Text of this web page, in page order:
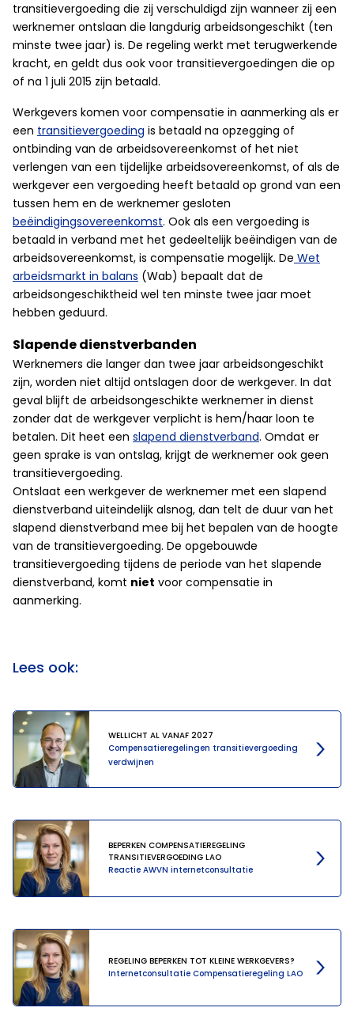
transitievergoeding die zij verschuldigd zijn wanneer zij een
werknemer ontslaan die langdurig arbeidsongeschikt (ten
minste twee jaar) is. De regeling werkt met terugwerkende
kracht, en geldt dus ook voor transitievergoedingen die op
of na 1 juli 2015 zijn betaald.
Werkgevers komen voor compensatie in aanmerking als er
een transitievergoeding is betaald na opzegging of
ontbinding van de arbeidsovereenkomst of het niet
verlengen van een tijdelijke arbeidsovereenkomst, of als de
werkgever een vergoeding heeft betaald op grond van een
tussen hem en de werknemer gesloten
beëindigingsovereenkomst. Ook als een vergoeding is
betaald in verband met het gedeeltelijk beëindigen van de
arbeidsovereenkomst, is compensatie mogelijk. De Wet
arbeidsmarkt in balans (Wab) bepaalt dat de
arbeidsongeschiktheid wel ten minste twee jaar moet
hebben geduurd.
Slapende dienstverbanden
Werknemers die langer dan twee jaar arbeidsongeschikt
zijn, worden niet altijd ontslagen door de werkgever. In dat
geval blijft de arbeidsongeschikte werknemer in dienst
zonder dat de werkgever verplicht is hem/haar loon te
betalen. Dit heet een slapend dienstverband. Omdat er
geen sprake is van ontslag, krijgt de werknemer ook geen
transitievergoeding.
Ontslaat een werkgever de werknemer met een slapend
dienstverband uiteindelijk alsnog, dan telt de duur van het
slapend dienstverband mee bij het bepalen van de hoogte
van de transitievergoeding. De opgebouwde
transitievergoeding tijdens de periode van het slapende
dienstverband, komt niet voor compensatie in
aanmerking.
Lees ook:
Compensatieregelingen transitievergoeding
verdwijnen
WELLICHT AL VANAF 2027
Reactie AWVN internetconsultatie
BEPERKEN COMPENSATIEREGELING
TRANSITIEVERGOEDING LAO
Internetconsultatie Compensatieregeling LAO
REGELING BEPERKEN TOT KLEINE WERKGEVERS?